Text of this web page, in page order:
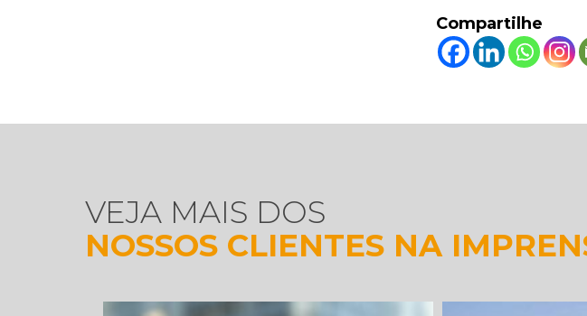
Compartilhe
VEJA MAIS DOS
NOSSOS CLIENTES NA